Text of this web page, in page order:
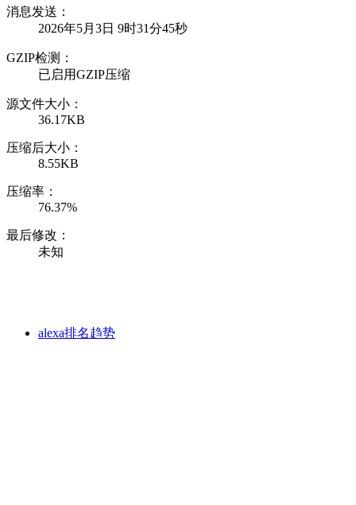
消息发送：
2026年5月3日 9时31分45秒
GZIP检测：
已启用GZIP压缩
源文件大小：
36.17KB
压缩后大小：
8.55KB
压缩率：
76.37%
最后修改：
未知
alexa排名趋势